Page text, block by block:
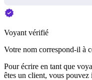
Voyant vérifié
Votre nom correspond-il à
Pour écrire en tant que
êtes un client, vous pouvez